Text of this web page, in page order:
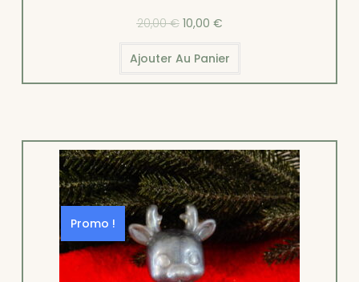
20,00€ 10,00 €
Ajouter Au Panier
Promo !